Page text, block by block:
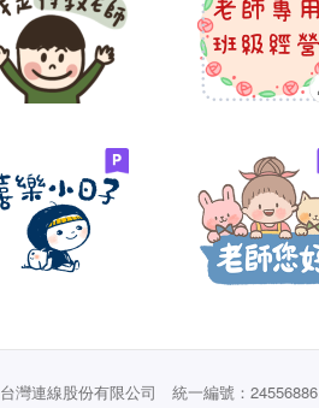
台灣連線股份有限公司 統一編號：24556886